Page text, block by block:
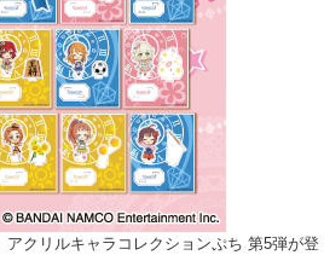
アクリルキャラコレクションぷち 第5弾が登